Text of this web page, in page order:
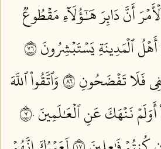
أَنَّ دَابِرَ هَٰٓؤُلَآءِ مَقۡطُوعٞ
ٱلۡمَدِينَةِ يَسۡتَبۡشِرُونَ ٦٧
فَلَا تَفۡضَحُونِ ٦٨
وَٱتَّقُواْ ٱللَّهَ
أَوَلَمۡ نَنۡهَكَ عَنِ ٱلۡعَٰلَمِينَ ٧٠